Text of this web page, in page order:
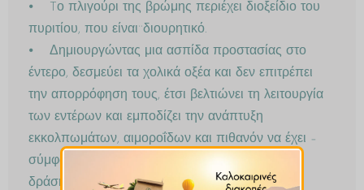
⦁ Tο πλιγούρι της βρώμης περιέχει διοξείδιο του
πυριτίου, που είναι¨διουρητικό.
⦁ Δημιουργώντας μια ασπίδα προστασίας στο
έντερο, δεσμεύει τα χολικά οξέα και δεν επιτρέπει
την απορρόφηση τους, έτσι βελτιώνει τη λειτουργία
των εντέρων και εμποδίζει την ανάπτυξη
εκκολπωμάτων, αιμοροΐδων και πιθανόν να έχει –
σύμφωνα με τελευταίες έρευνες- αντικαρκινική
δράση.